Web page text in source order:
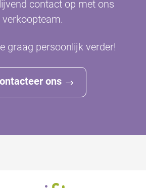
contact op met ons
verkoopteam.
graag persoonlijk verder!
ons